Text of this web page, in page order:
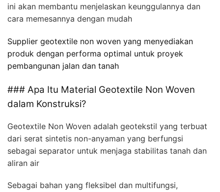
ini akan membantu menjelaskan keunggulannya dan
cara memesannya dengan mudah
Supplier geotextile non woven yang menyediakan
produk dengan performa optimal untuk proyek
pembangunan jalan dan tanah
### Apa Itu Material Geotextile Non Woven
dalam Konstruksi?
Geotextile Non Woven adalah geotekstil yang terbuat
dari serat sintetis non-anyaman yang berfungsi
sebagai separator untuk menjaga stabilitas tanah dan
aliran air
Sebagai bahan yang fleksibel dan multifungsi,